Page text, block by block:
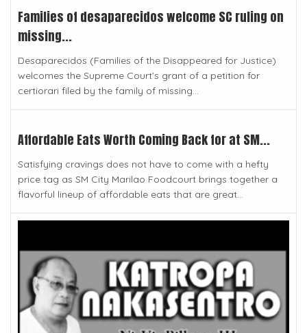
Families of desaparecidos welcome SC ruling on
missing...
Desaparecidos (Families of the Disappeared for Justice)
welcomes the Supreme Court’s grant of a petition for
certiorari filed by the family of missing...
Aug
2026
09
Affordable Eats Worth Coming Back for at SM...
Satisfying cravings does not have to come with a hefty
price tag as SM City Marilao Foodcourt brings together a
flavorful lineup of affordable eats that are great...